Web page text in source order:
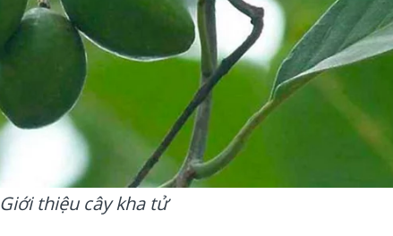
Giới thiệu cây kha tử